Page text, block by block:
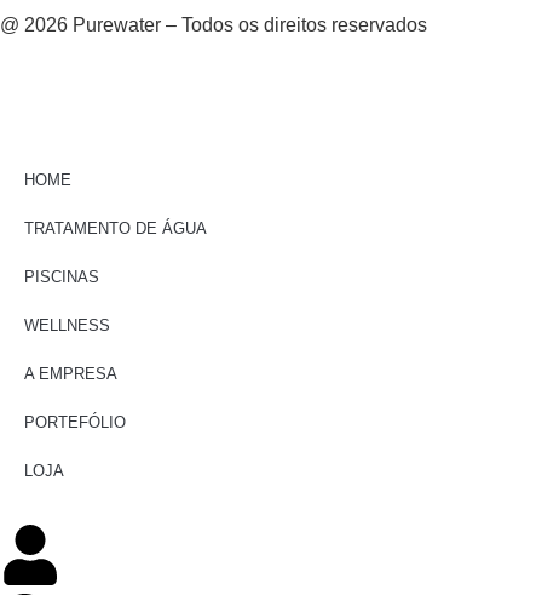
@ 2026 Purewater – Todos os direitos reservados
HOME
TRATAMENTO DE ÁGUA
PISCINAS
WELLNESS
A EMPRESA
PORTEFÓLIO
LOJA